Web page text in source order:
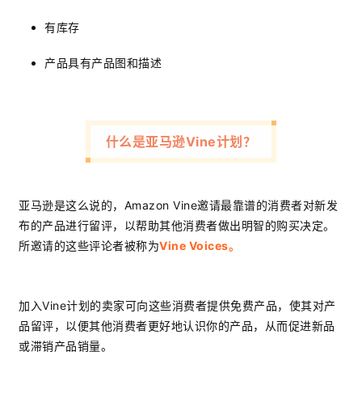
有库存
产品具有产品图和描述
什么是亚马逊Vine计划？
亚马逊是这么说的，Amazon Vine邀请最靠谱的消费者对新发
布的产品进行留评，以帮助其他消费者做出明智的购买决定。
所邀请的这些评论者被称为Vine Voices。
加入Vine计划的卖家可向这些消费者提供免费产品，使其对产
品留评，以便其他消费者更好地认识你的产品，从而促进新品
或滞销产品销量。